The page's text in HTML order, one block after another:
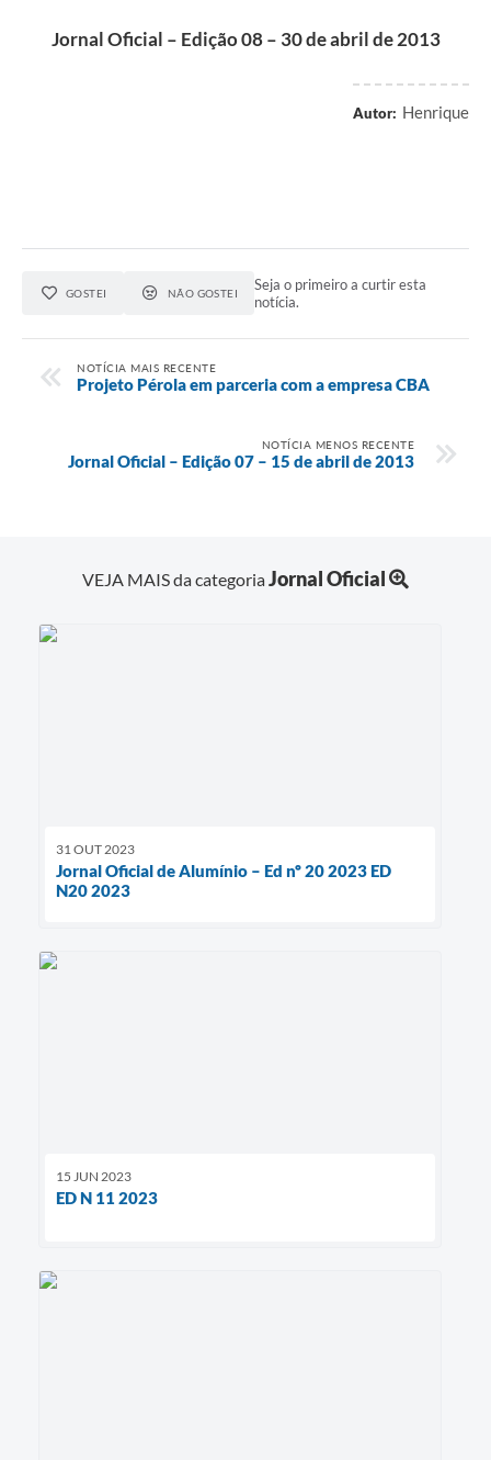
Jornal Oficial – Edição 08 – 30 de abril de 2013
Autor: Henrique
GOSTEI NÃO GOSTEI
Seja o primeiro a curtir esta
notícia.
NOTÍCIA MAIS RECENTE
Projeto Pérola em parceria com a empresa CBA
NOTÍCIA MENOS RECENTE
Jornal Oficial – Edição 07 – 15 de abril de 2013
VEJA MAIS da categoriaJornal Oficial
31 OUT 2023
Jornal Oficial de Alumínio – Ed nº 20 2023 ED
N20 2023
15 JUN 2023
ED N 11 2023